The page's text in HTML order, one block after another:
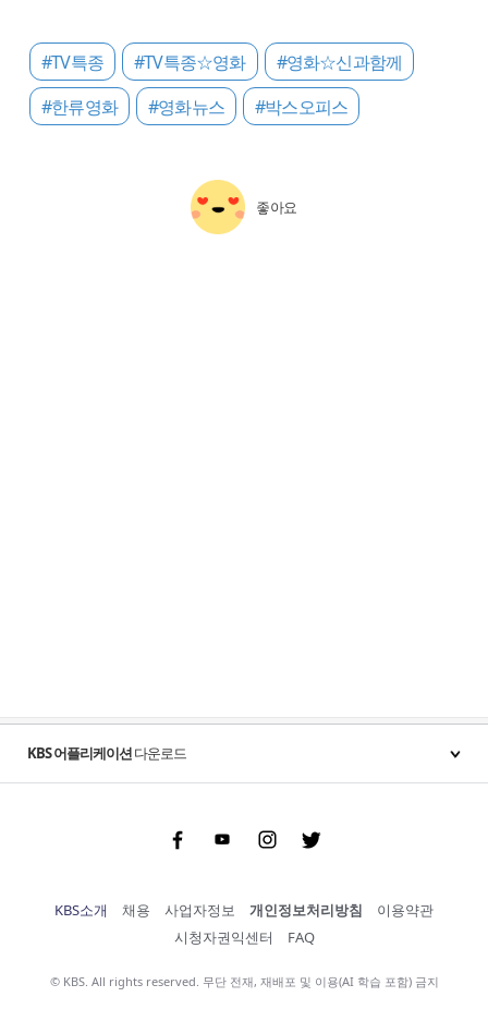
#TV특종 #TV특종☆영화
#영화☆신과함께
#한류영화
#영화뉴스 #박스오피스
좋아요
KBS 어플리케이션다운로드
FacebookYoutubeInstgram Twitter
KBS소개 채용 사업자정보 개인정보처리방침
이용약관
시청자권익센터
FAQ
© KBS. All rights reserved. 무단 전재, 재배포 및 이용(AI 학습 포함) 금지